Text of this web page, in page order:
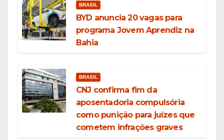
BRASIL
BYD anuncia 20 vagas para
programa Jovem Aprendiz na
Bahia
BRASIL
CNJ confirma fim da
aposentadoria compulsória
como punição para juízes que
cometem infrações graves